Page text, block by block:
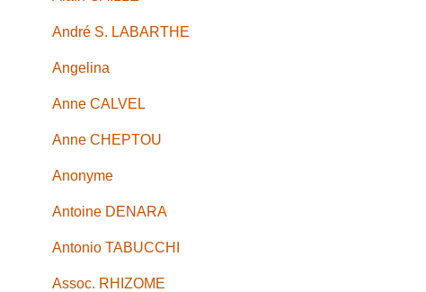
André S. LABARTHE
Angelina
Anne CALVEL
Anne CHEPTOU
Anonyme
Antoine DENARA
Antonio TABUCCHI
Assoc. RHIZOME